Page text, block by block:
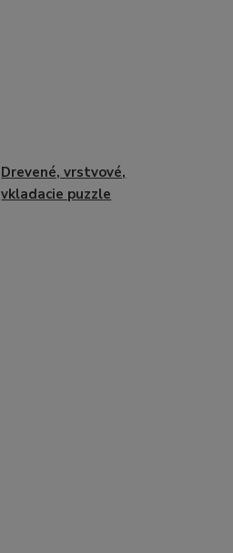
Drevené, vrstvové,
vkladacie puzzle